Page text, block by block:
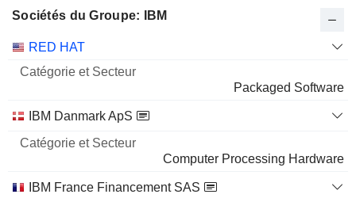
Sociétés du Groupe: IBM
Nom
Catégorie
Secteur
RED HAT
Packaged Software
IBM Danmark ApS
Computer Processing Hardware
IBM France Financement SAS